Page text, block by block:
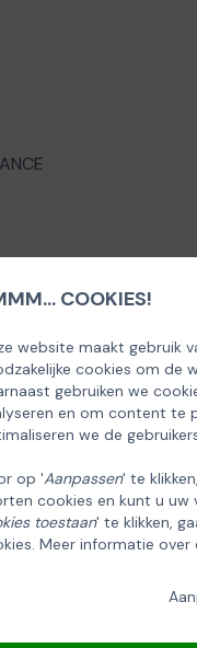
COOKIES!
website maakt gebruik
cookies om de
gebruiken we
en om content te
we de
op 'Aanpassen' te
cookies en kunt u uw
toestaan' te klikken,
Meer informatie